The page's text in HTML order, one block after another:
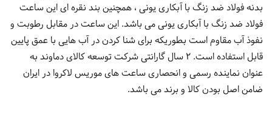
بدنه فولاد ضد زنگ با آبکاری یونی ، همچنین بند نقره ای این ساعت
فولاد ضد زنگ با آبکاری یونی می باشد. این ساعت در مقابل رطوبت و
نفوذ آب مقاوم است بطوریکه برای شنا کردن در آب هایی با عمق پایین
قابل استفاده است. 2 سال گارانتی شرکت توسعه کالای دماوند به
عنوان نماینده رسمی و انحصاری ساعت های موریس لاکروا در ایران
ضامن اصل بودن کالا و برند می باشد.